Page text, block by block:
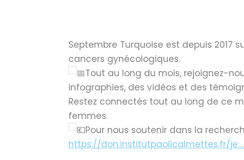
Septembre Turquoise est depuis 2017
cancers gynécologiques.
Tout au long du mois, rejoignez-
infographies, des vidéos et des
Restez connectés tout au long de ce
femmes.
Pour nous soutenir dans la
https://don.institutpaolicalmettes.fr/